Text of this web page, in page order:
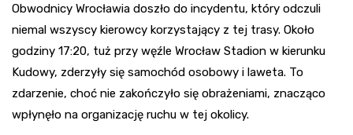
Obwodnicy Wrocławia doszło do incydentu, który odczuli
niemal wszyscy kierowcy korzystający z tej trasy. Około
godziny 17:20, tuż przy węźle Wrocław Stadion w kierunku
Kudowy, zderzyły się samochód osobowy i laweta. To
zdarzenie, choć nie zakończyło się obrażeniami, znacząco
wpłynęło na organizację ruchu w tej okolicy.